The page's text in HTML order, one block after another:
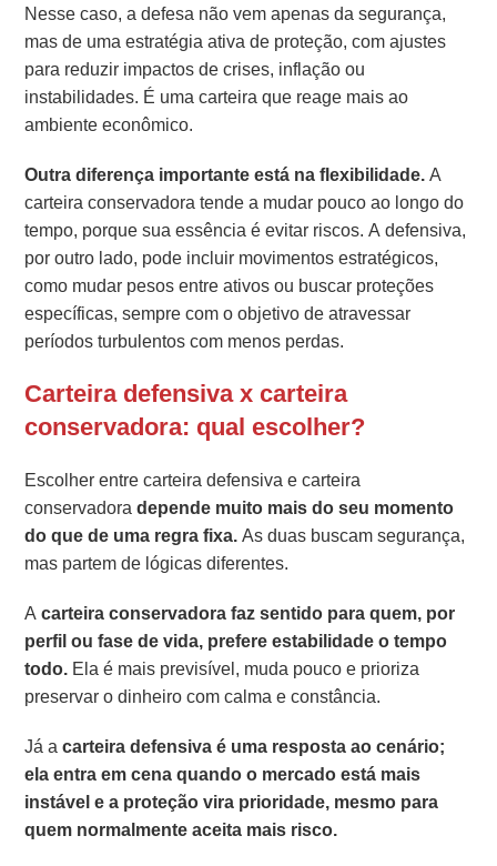
Nesse caso, a defesa não vem apenas da segurança,
mas de uma estratégia ativa de proteção, com ajustes
para reduzir impactos de crises, inflação ou
instabilidades. É uma carteira que reage mais ao
ambiente econômico.
Outra diferença importante está na flexibilidade.A
carteira conservadora tende a mudar pouco ao longo do
tempo, porque sua essência é evitar riscos. A defensiva,
por outro lado, pode incluir movimentos estratégicos,
como mudar pesos entre ativos ou buscar proteções
específicas, sempre com o objetivo de atravessar
períodos turbulentos com menos perdas.
Carteira defensiva x carteira
conservadora: qual escolher?
Escolher entre carteira defensiva e carteira
conservadoradepende muito mais do seu momento
do que de uma regra fixa.As duas buscam segurança,
mas partem de lógicas diferentes.
Acarteira conservadorafaz sentido para quem, por
perfil ou fase de vida, prefere estabilidade o tempo
todo. Ela é mais previsível, muda pouco e prioriza
preservar o dinheiro com calma e constância.
Já acarteira defensiva é uma resposta ao cenário;
ela entra em cena quando o mercado está mais
instável e a proteção vira prioridade, mesmo para
quem normalmente aceita mais risco.